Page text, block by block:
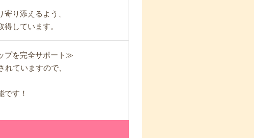
り添えるよう、
しています。
プを完全サポート≫
ていますので、
です！